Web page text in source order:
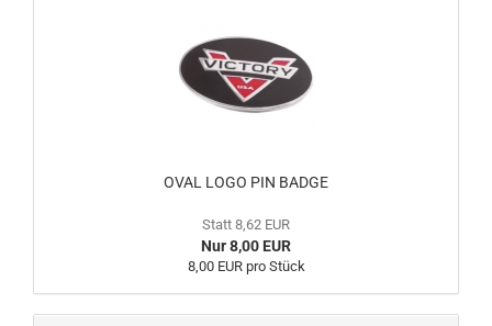
OVAL LOGO PIN BADGE
Statt 8,62 EUR
Nur 8,00 EUR
8,00 EUR pro Stück